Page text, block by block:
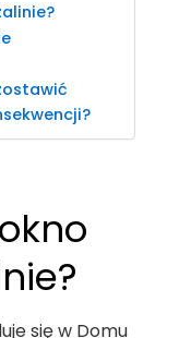
się w Domu